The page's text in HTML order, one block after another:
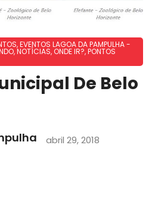
,EVENTOS LAGOA DA PAMPULHA -
,NOTÍCIAS, ONDE IR?,PONTOS
De Belo
abril 29, 2018